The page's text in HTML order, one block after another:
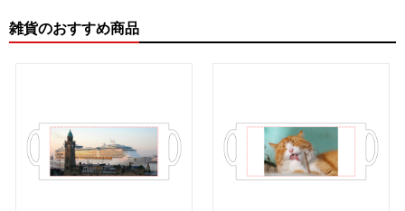
挿画&グッズカタログ <デザイン画集:BEST版>
＜著者:挿画作成＞ 凛々風 猛 -リリカゼタケル
挿画&グッズカタログ <デザイン画集:BEST版>
＜著者:絵本/挿画作成＞ 凛々風 猛 -リリカゼタケル
日本語版: https://amzn.asia/d/hMo8oB0
雑貨のおすすめ商品